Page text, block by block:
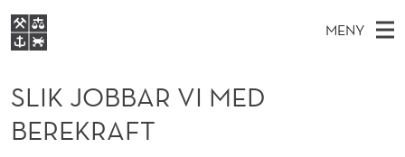
S
L
K
MENY
O
V
E
VIDEREUTDANNING
BIBLIOTEKET
Ø
K
I
N
E
SLIK JOBBAR VI MED
BEREKRAFT